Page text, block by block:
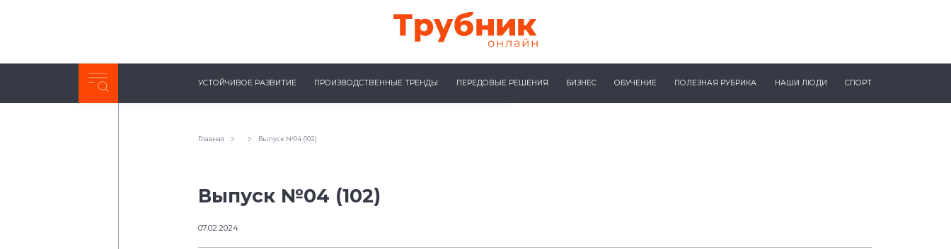
Неделя с ТМК. Выпуск №27 (225)
УСТОЙЧИВОЕ РАЗВИТИЕ ПРОИЗВОДСТВЕННЫЕ ТРЕНДЫ ПЕРЕДОВЫЕ РЕШЕНИЯ БИЗНЕС ОБУЧЕНИЕ ПОЛЕЗНАЯ РУБРИКА НАШИ ЛЮДИ СПОРТ
Главная Выпуск №04 (102)
Выпуск №04 (102)
07.02.2024